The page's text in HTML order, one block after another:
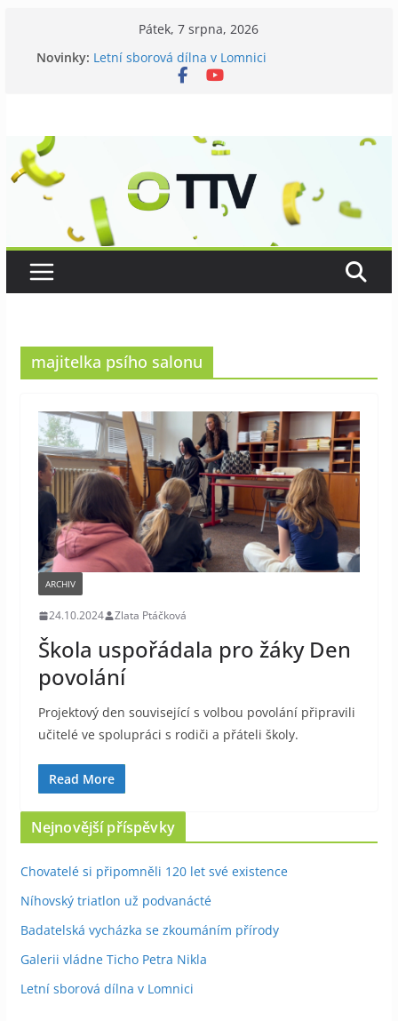
Pátek, 7 srpna, 2026
Novinky:
Galerii vládne Ticho Petra Nikla
Letní sborová dílna v Lomnici
Chovatelé si připomněli 120 let své existence
majitelka psího salonu
ARCHIV
24.10.2024 Zlata Ptáčková
Škola uspořádala pro žáky Den
povolání
Projektový den související s volbou povolání připravili
učitelé ve spolupráci s rodiči a přáteli školy.
Read More
Nejnovější příspěvky
Chovatelé si připomněli 120 let své existence
Níhovský triatlon už podvanácté
Badatelská vycházka se zkoumáním přírody
Galerii vládne Ticho Petra Nikla
Letní sborová dílna v Lomnici